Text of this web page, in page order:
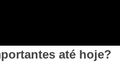
até hoje?